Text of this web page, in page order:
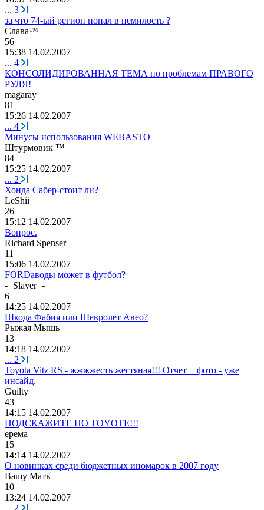
... 3
за что 74-ый регион попал в немилость ?
Cлaвa™
56
15:38 14.02.2007
... 4
КОНСОЛИДИРОВАННАЯ ТЕМА по проблемам ПРАВОГО
РУЛЯ!
magaray
81
15:26 14.02.2007
... 4
Минусы использования WEBASTO
Штурмовик ™
84
15:25 14.02.2007
... 2
Хонда Сабер-стоит ли?
LeShii
26
15:12 14.02.2007
Вопрос.
Richard Spenser
11
15:06 14.02.2007
FORDaводы может в футбол?
-=Slayer=-
6
14:25 14.02.2007
Шкода Фабия или Шевролет Авео?
Рыжая Мышь
13
14:18 14.02.2007
... 2
Toyota Vitz RS - жжжжесть жестяная!!! Отчет + фото - уже
инсайд.
Guilty
43
14:15 14.02.2007
ПОДСКАЖИТЕ ПО TOYOTE!!!
ерема
15
14:14 14.02.2007
О новинках среди бюджетных иномарок в 2007 году
Baшу Maть
10
13:24 14.02.2007
... 2